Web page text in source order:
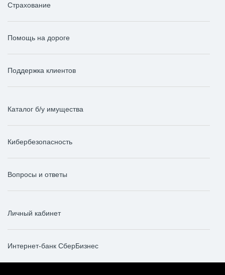
Страхование
Помощь на дороге
Поддержка клиентов
Каталог б/у имущества
Кибербезопасность
Вопросы и ответы
Личный кабинет
Интернет-банк СберБизнес